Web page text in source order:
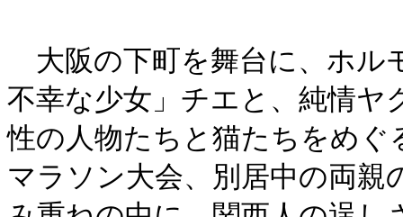
大阪の下町を舞台に、ホル
不幸な少女」チエと、純情ヤ
性の人物たちと猫たちをめ
マラソン大会、別居中の両親